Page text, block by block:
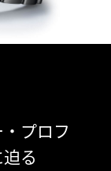
プロフ
る